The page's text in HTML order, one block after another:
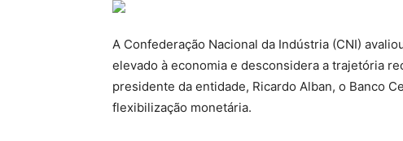
A Confederação Nacional da Indústria (CNI)
elevado à economia e desconsidera a trajetória
presidente da entidade, Ricardo Alban, o Banco
flexibilização monetária.